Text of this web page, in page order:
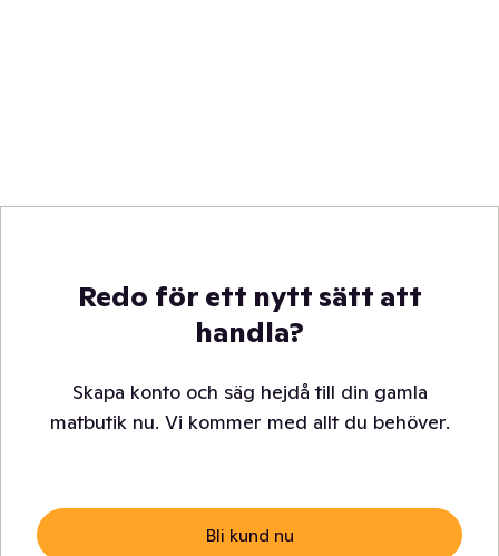
Redo för ett nytt sätt att
handla?
Skapa konto och säg hejdå till din gamla
matbutik nu. Vi kommer med allt du behöver.
Bli kund nu